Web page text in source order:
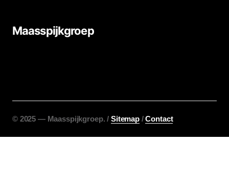
Maasspijkgroep
©️ 2025 — Maasspijkgroep. / Sitemap/Contact